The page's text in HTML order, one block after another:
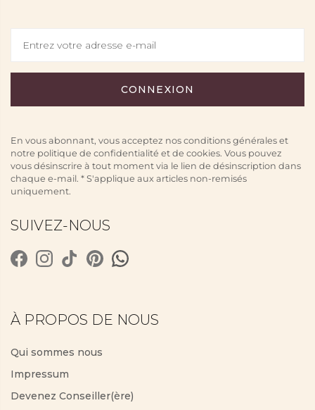
En vous abonnant, vous acceptez nos conditions générales et
notre politique de confidentialité et de cookies. Vous pouvez
vous désinscrire à tout moment via le lien de désinscription dans
chaque e-mail. * S'applique aux articles non-remisés
uniquement.
SUIVEZ-NOUS
À PROPOS DE NOUS
Qui sommes nous
Impressum
Devenez Conseiller(ère)